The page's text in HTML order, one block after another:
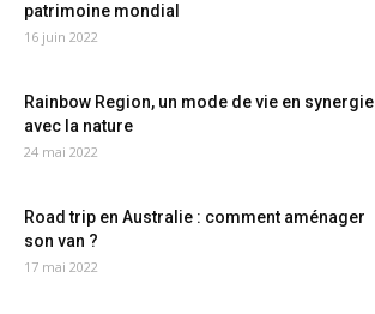
patrimoine mondial
16 juin 2022
Rainbow Region, un mode de vie en synergie
avec la nature
24 mai 2022
Road trip en Australie : comment aménager
son van ?
17 mai 2022